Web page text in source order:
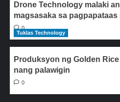
Drone Technology malaki
magsasaka sa
0
Tuklas Technology
Produksyon ng Golden
nang palawigin
0